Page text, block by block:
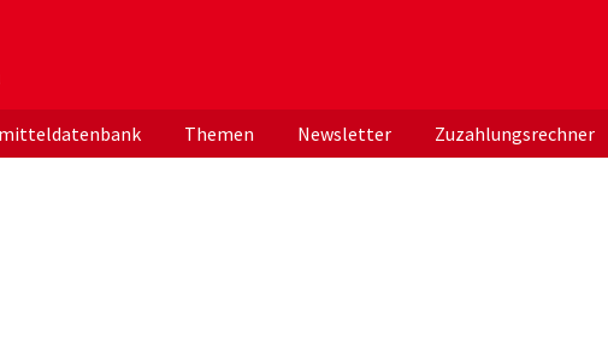
der deutschen ApothekerInnen
Themen Newsletter Zuzahlungsrechner